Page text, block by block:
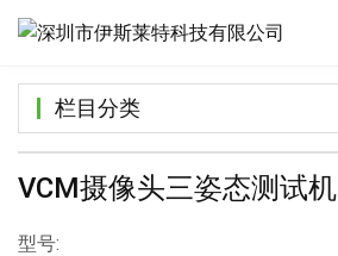
VCM摄像头三姿态测试机
型号:
栏目分类